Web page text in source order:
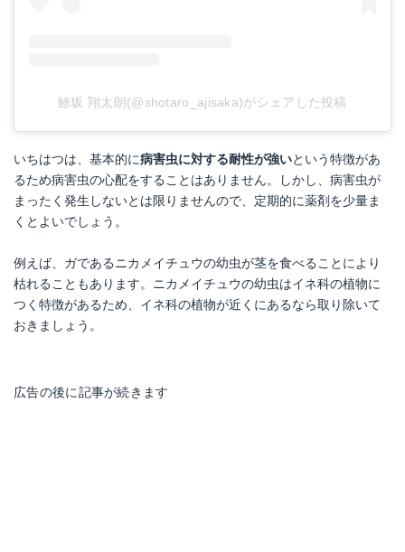
鯵坂 翔太朗(@shotaro_ajisaka)がシェアした投稿
いちはつは、基本的に病害虫に対する耐性が強いという特徴があ
るため病害虫の心配をすることはありません。しかし、病害虫が
まったく発生しないとは限りませんので、定期的に薬剤を少量ま
くとよいでしょう。
例えば、ガであるニカメイチュウの幼虫が茎を食べることにより
枯れることもあります。ニカメイチュウの幼虫はイネ科の植物に
つく特徴があるため、イネ科の植物が近くにあるなら取り除いて
おきましょう。
広告の後に記事が続きます